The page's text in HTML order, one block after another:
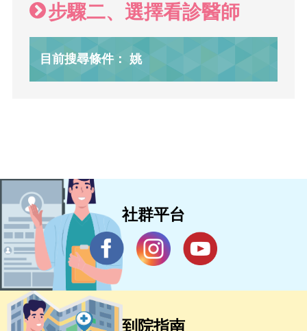
步驟二、選擇看診醫師
目前搜尋條件： 姚
社群平台
到院指南